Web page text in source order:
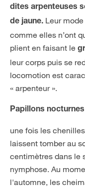
dites arpenteuses
de jaune. Leur
comme elles n’ont
plient en faisant le
leur corps puis se
locomotion est
« arpenteur ».
Papillons
une fois les
laissent tomber au
centimètres dans le
nymphose. Au
l'automne, les